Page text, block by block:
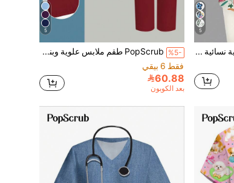
5
PopScrub ملابس علوية نسائية كبيرة الحجم بياقة على شكل حرف V وأكمام قصيرة مع جيبين مزدوجين، طباعة كرتونية لرسومات فاكهة وأزهار وأوراق نباتية، مناسبة لزي الممرضات والأطباء والعاملين في مجال العناية بالحيوانات والعاملين في مجال التغذية والمختبرات، ملابس علوية كاجوال متعددة الجيوب مناسبة للمناسبات والعطلات للمقاسات الكبيرة
5
%5-
PopScrub طقم ملابس علوية وبنطلون قصير الأكمام بلون واحد لزي الممرضات
فقط 6 بيقي
60.88
بعد الكوبون